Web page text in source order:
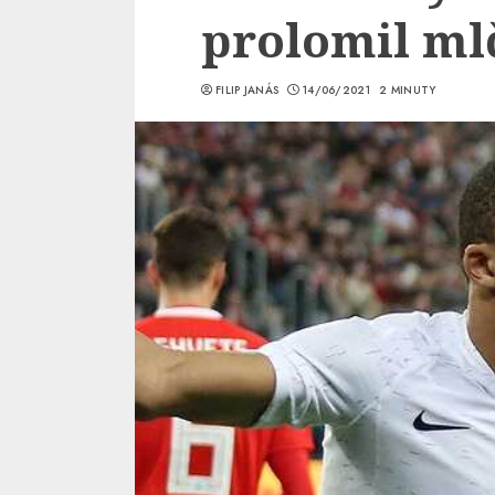
prolomil
FILIP JANÁS 14/06/2021 2 MINUTY